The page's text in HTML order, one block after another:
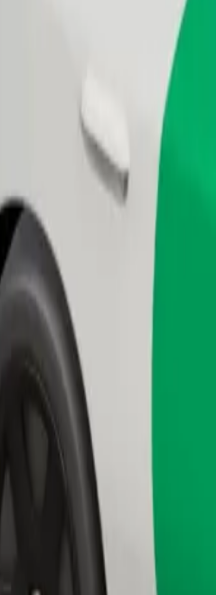
منتجات وخدمات بولت تم تطويرها
لعملك